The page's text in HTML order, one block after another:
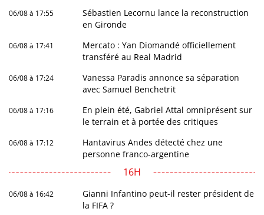
06/08 à 17:55
Sébastien Lecornu lance la reconstruction
en Gironde
06/08 à 17:41
Mercato : Yan Diomandé officiellement
transféré au Real Madrid
06/08 à 17:24
Vanessa Paradis annonce sa séparation
avec Samuel Benchetrit
06/08 à 17:16
En plein été, Gabriel Attal omniprésent sur
le terrain et à portée des critiques
06/08 à 17:12
Hantavirus Andes détecté chez une
personne franco-argentine
16H
06/08 à 16:42
Gianni Infantino peut-il rester président de
la FIFA ?